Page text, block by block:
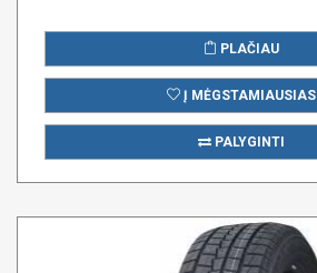
PLAČIAU
Į MĖGSTAMIAUSIAS
PALYGINTI